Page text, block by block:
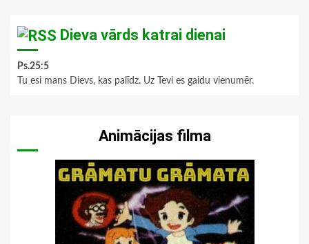
Dieva vārds katrai dienai
Ps.25:5
Tu esi mans Dievs, kas palīdz. Uz Tevi es gaidu vienumēr.
Animācijas filma